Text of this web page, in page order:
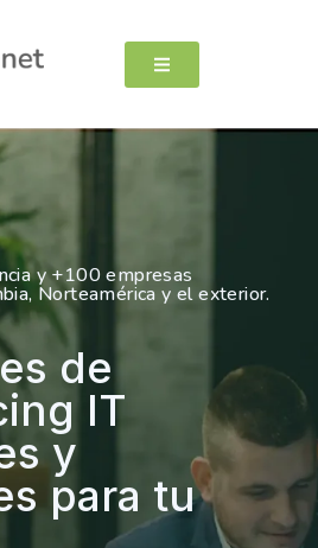
y +100 empresas
Norteamérica y el exterior.
de
IT
y
para tu